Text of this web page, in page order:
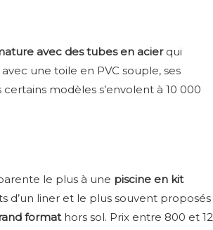
avec des tubes en acierqui
une toile en PVC souple, ses
modèles s’envolent à 10 000
le plus à une piscine en kit
d’un liner et le plus souvent proposés
formathors sol. Prix entre 800 et 12